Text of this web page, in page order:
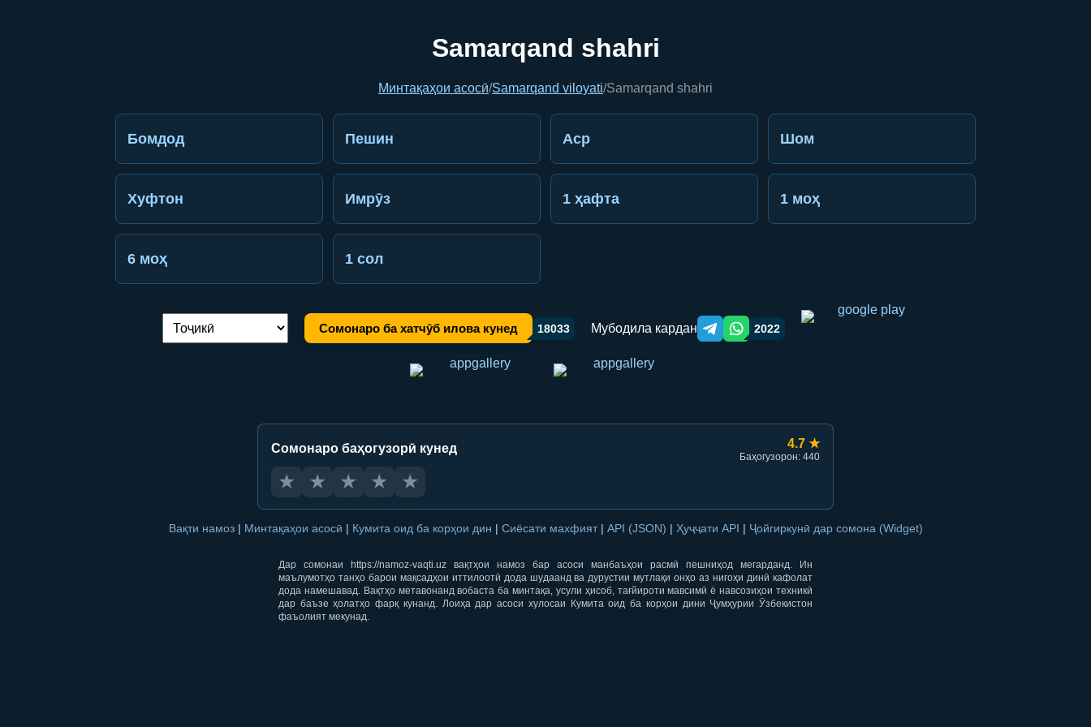
Samarqand shahri
Минтақаҳои асосӣ/Samarqand viloyati/Samarqand shahri
Бомдод Пешин Аср Шом
Хуфтон Имрӯз 1 ҳафта 1 моҳ
6 моҳ 1 сол
Иваз кардани забон: Сомонаро ба хатчӯб илова кунед 18033 Мубодила кардан Telegram orqali ulashish
WhatsApp orqali ulashish
2022
Сомонаро баҳогузорӣ кунед 4.7 ★
Баҳогузорон: 440
★ ★ ★ ★ ★
Вақти намоз | Минтақаҳои асосӣ | Кумита оид ба корҳои дин | Сиёсати махфият | API (JSON) | Ҳуҷҷати API | Ҷойгиркунӣ дар сомона (Widget)
Дар сомонаи https://namoz-vaqti.uz вақтҳои намоз бар асоси манбаъҳои расмӣ пешниҳод мегарданд. Ин
маълумотҳо танҳо барои мақсадҳои иттилоотӣ дода шудаанд ва дурустии мутлақи онҳо аз нигоҳи динӣ кафолат
дода намешавад. Вақтҳо метавонанд вобаста ба минтақа, усули ҳисоб, тағйироти мавсимӣ ё навсозиҳои техникӣ
дар баъзе ҳолатҳо фарқ кунанд. Лоиҳа дар асоси хулосаи Кумита оид ба корҳои дини Ҷумҳурии Ӯзбекистон
фаъолият мекунад.